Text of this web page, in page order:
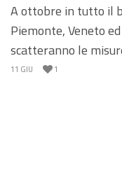
A ottobre in tutto il
Piemonte, Veneto
scatteranno le
11 GIU 1